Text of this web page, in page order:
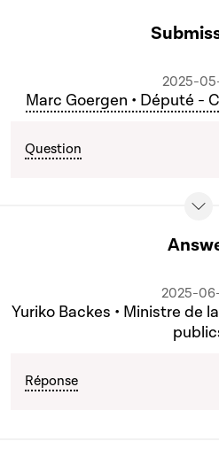
2025-
Marc Goergen • Député -
Question
2025-
Yuriko Backes • Ministre de
Réponse